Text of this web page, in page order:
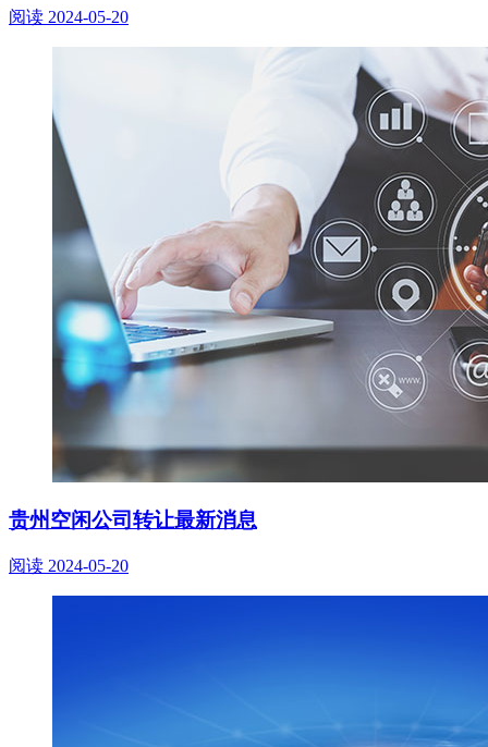
阅读 2024-05-20
贵州空闲公司转让最新消息
阅读 2024-05-20